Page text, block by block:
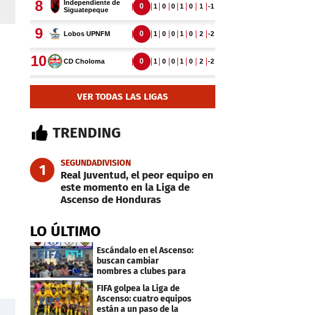
VER TODAS LAS LIGAS
TRENDING
1 SEGUNDADIVISION
Real Juventud, el peor equipo en
este momento en la Liga de
Ascenso de Honduras
LO ÚLTIMO
Escándalo en el Ascenso:
buscan cambiar
nombres a clubes para
evitar millonarias
deudas
FIFA golpea la Liga de
Ascenso: cuatro equipos
están a un paso de la